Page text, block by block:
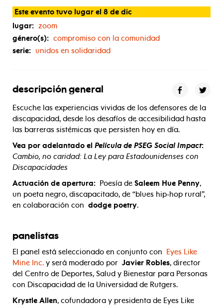
Este evento tuvo lugar el 8 de dic
lugar: zoom
género(s): compromiso con la comunidad
serie: unidos en solidaridad
descripción general
Escuche las experiencias vividas de los defensores de la
discapacidad, desde los desafíos de accesibilidad hasta
las barreras sistémicas que persisten hoy en día.
Vea por adelantado el Película de PSEG Social Impact:
Cambio, no caridad: La Ley para Estadounidenses con
Discapacidades
Actuación de apertura: Poesía de Saleem Hue Penny,
un poeta negro, discapacitado, de “blues hip-hop rural”,
en colaboración con dodge poetry.
panelistas
El panel está seleccionado en conjunto con
Eyes Like
Mine Inc. y será moderado por Javier Robles, director
del Centro de Deportes, Salud y Bienestar para Personas
con Discapacidad de la Universidad de Rutgers.
Krystle Allen, cofundadora y presidenta de Eyes Like